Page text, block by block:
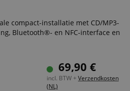
compact-installatie met CD/MP3-
Bluetooth®- en NFC-interface en
look accenten
of wandmontage69,90 €
incl. BTW + Verzendkosten
(NL)